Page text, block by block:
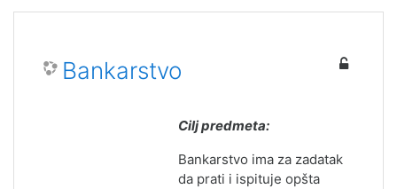
Bankarstvo
Cilj predmeta:
Bankarstvo ima za zadatak
da prati i ispituje opšta